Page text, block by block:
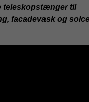
teleskopstænger til
facadevask og